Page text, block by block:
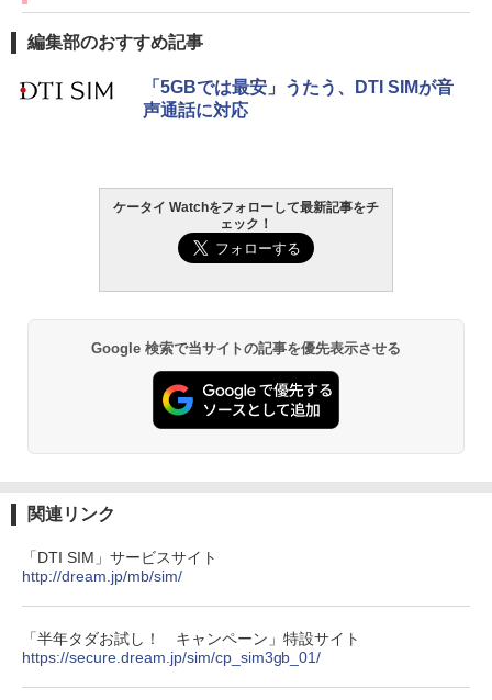
編集部のおすすめ記事
「5GBでは最安」うたう、DTI SIMが音
声通話に対応
ケータイ Watchをフォローして最新記事をチ
ェック！
Google 検索で当サイトの記事を優先表示させる
関連リンク
「DTI SIM」サービスサイト
http://dream.jp/mb/sim/
「半年タダお試し！ キャンペーン」特設サイト
https://secure.dream.jp/sim/cp_sim3gb_01/